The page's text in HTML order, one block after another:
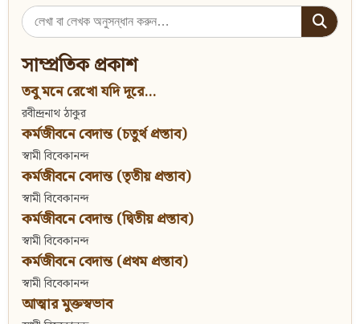
Search
for:
সাম্প্রতিক প্রকাশ
তবু মনে রেখো যদি দূরে...
রবীন্দ্রনাথ ঠাকুর
কর্মজীবনে বেদান্ত (চতুর্থ প্রস্তাব)
স্বামী বিবেকানন্দ
কর্মজীবনে বেদান্ত (তৃতীয় প্রস্তাব)
স্বামী বিবেকানন্দ
কর্মজীবনে বেদান্ত (দ্বিতীয় প্রস্তাব)
স্বামী বিবেকানন্দ
কর্মজীবনে বেদান্ত (প্রথম প্রস্তাব)
স্বামী বিবেকানন্দ
আত্মার মুক্তস্বভাব